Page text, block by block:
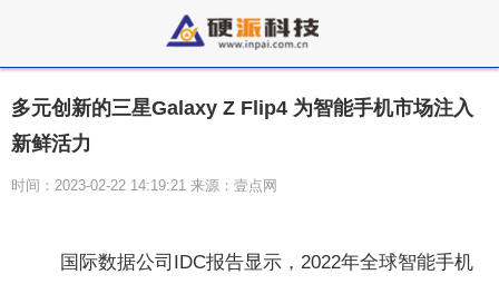
多元创新的三星Galaxy Z Flip4 为智能手机市场注入
新鲜活力
时间：2023-02-22 14:19:21 来源：壹点网
国际数据公司IDC报告显示，2022年全球智能手机